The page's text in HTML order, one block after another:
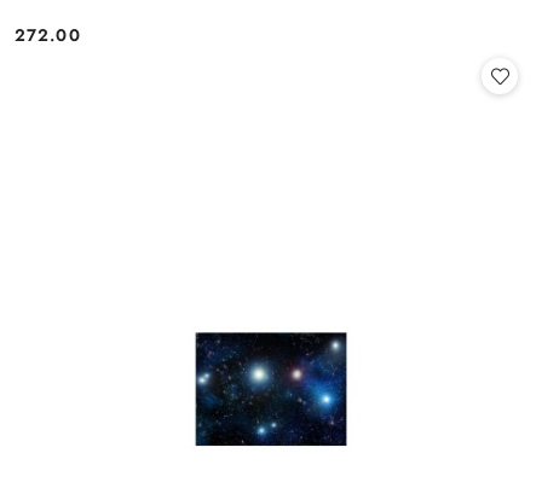
Cena:
272.00